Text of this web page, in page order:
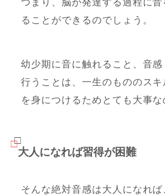
ることができるのでしょう。
幼少期に音に触れること、音感
行うことは、一生のもののスキ
を身につけるためとても大事な
大人になれば習得が困難
そんな絶対音感は大人になれ